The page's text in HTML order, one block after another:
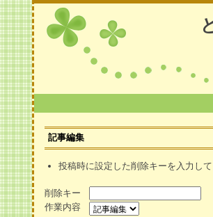
記事編集
投稿時に設定した削除キーを入力して
削除キー
作業内容